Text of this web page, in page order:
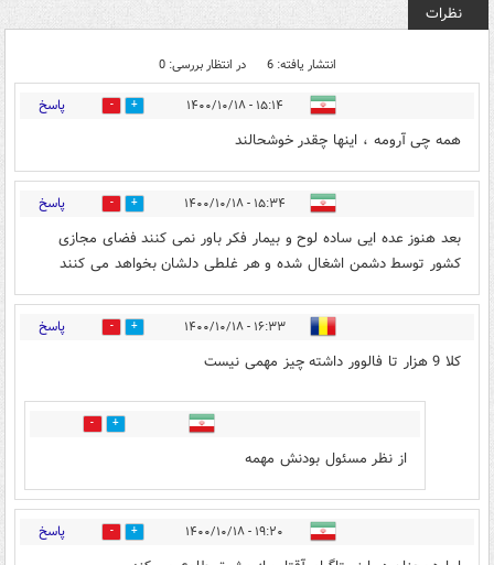
نظرات
انتشار یافته: 6 در انتظار بررسی: 0
۱۵:۱۴ - ۱۴۰۰/۱۰/۱۸ 7 پاسخ
همه چی آرومه ، اینها چقدر خوشحالند
۱۵:۳۴ - ۱۴۰۰/۱۰/۱۸ 4 پاسخ
بعد هنوز عده ایی ساده لوح و بیمار فکر باور نمی کنند فضای مجازی
کشور توسط دشمن اشغال شده و هر غلطی دلشان بخواهد می کنند
۱۶:۳۳ - ۱۴۰۰/۱۰/۱۸ 6 پاسخ
کلا 9 هزار تا فالوور داشته چیز مهمی نیست
1
از نظر مسئول بودنش مهمه
۱۹:۲۰ - ۱۴۰۰/۱۰/۱۸ 2 پاسخ